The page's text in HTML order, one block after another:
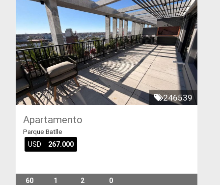
246539
Apartamento
Parque Batlle
USD 267.000
60 1 2 0